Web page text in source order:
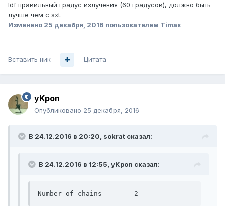
ldf правильный градус излучения (60 градусов), должно быть
лучше чем с sxt.
Изменено 25 декабря, 2016 пользователем Timax
Вставить ник Цитата
yKpon
Опубликовано 25 декабря, 2016
В 24.12.2016 в 20:20, sokrat сказал:
В 24.12.2016 в 12:55, yKpon сказал:
Number of chains	2